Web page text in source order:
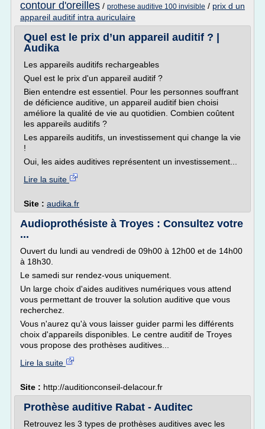
contour d'oreilles / prothese auditive 100 invisible / prix d un
appareil auditif intra auriculaire
Quel est le prix d’un appareil auditif ? |
Audika
Les appareils auditifs rechargeables
Quel est le prix d'un appareil auditif ?
Bien entendre est essentiel. Pour les personnes souffrant
de déficience auditive, un appareil auditif bien choisi
améliore la qualité de vie au quotidien. Combien coûtent
les appareils auditifs ?
Les appareils auditifs, un investissement qui change la vie
!
Oui, les aides auditives représentent un investissement...
Lire la suite
Site : audika.fr
Audioprothésiste à Troyes : Consultez votre
...
Ouvert du lundi au vendredi de 09h00 à 12h00 et de 14h00
à 18h30.
Le samedi sur rendez-vous uniquement.
Un large choix d'aides auditives numériques vous attend
vous permettant de trouver la solution auditive que vous
recherchez.
Vous n'aurez qu'à vous laisser guider parmi les différents
choix d'appareils disponibles. Le centre auditif de Troyes
vous propose des prothèses auditives...
Lire la suite
Site : http://auditionconseil-delacour.fr
Prothèse auditive Rabat - Auditec
Retrouvez les 3 types de prothèses auditives avec les